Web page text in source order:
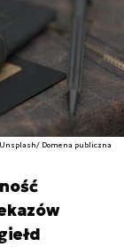
Domena publiczna